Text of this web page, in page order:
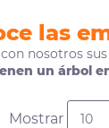
las
nosotros
un árbol
Mostrar